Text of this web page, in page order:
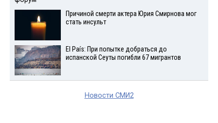
Причиной смерти актера Юрия Смирнова мог
стать инсульт
El País: При попытке добраться до
испанской Сеуты погибли 67 мигрантов
Новости СМИ2